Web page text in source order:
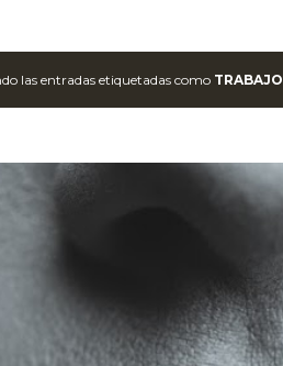
las entradas etiquetadas como TRABAJO